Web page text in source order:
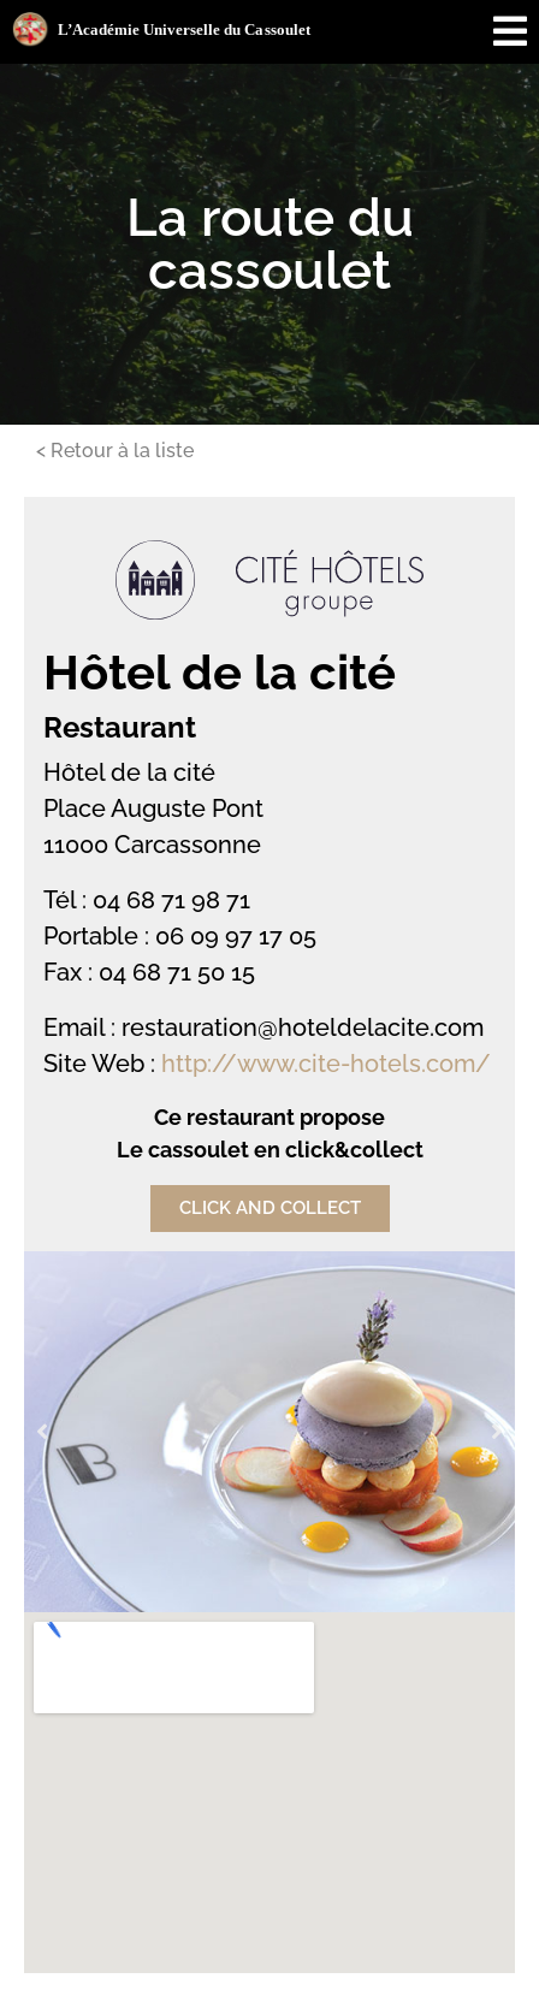
La route du
cassoulet
< Retour à la liste
Hôtel de la cité
Restaurant
Hôtel de la cité
Place Auguste Pont
11000 Carcassonne
Tél : 04 68 71 98 71
Portable : 06 09 97 17 05
Fax : 04 68 71 50 15
Email : restauration@hoteldelacite.com
Site Web : http://www.cite-hotels.com/
Ce restaurant propose
Le cassoulet en click&collect
CLICK AND COLLECT